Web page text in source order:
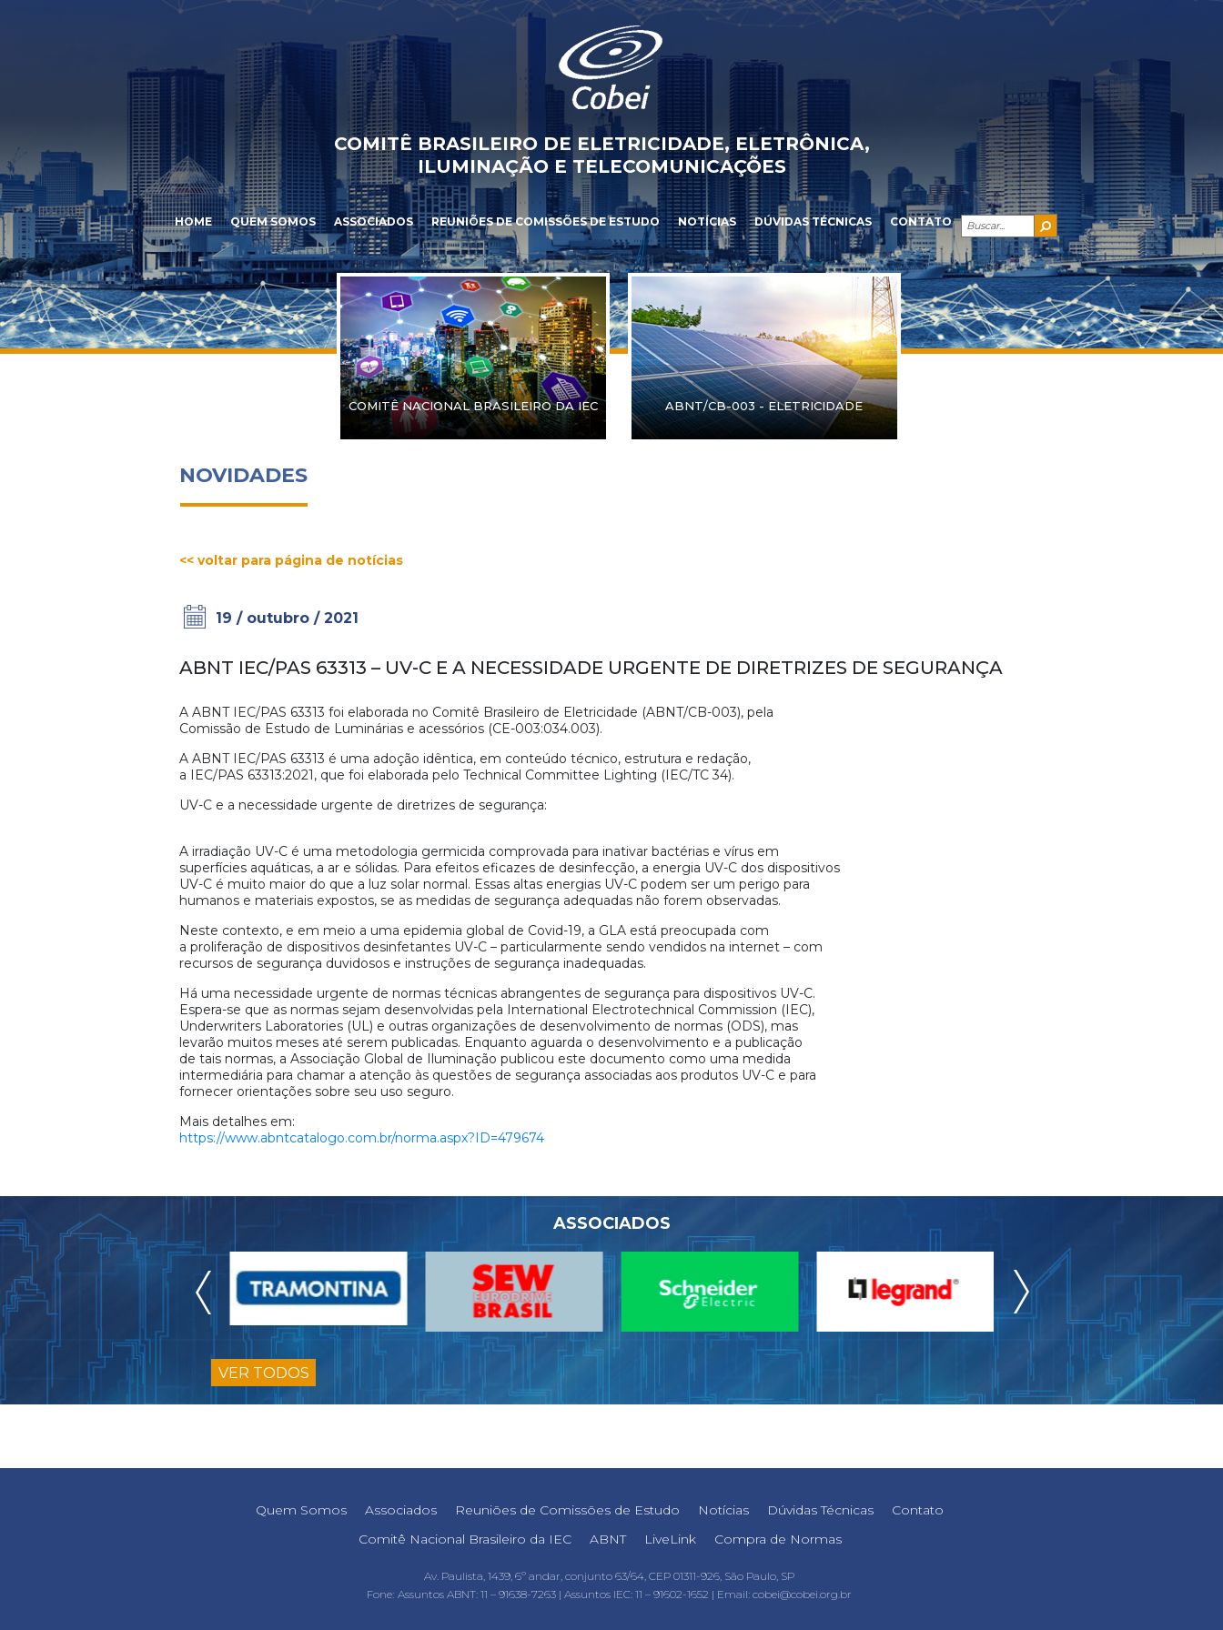
COMITÊ BRASILEIRO DE ELETRICIDADE, ELETRÔNICA,
ILUMINAÇÃO E TELECOMUNICAÇÕES
HOME QUEM SOMOS ASSOCIADOS REUNIÕES DE COMISSÕES DE ESTUDO NOTÍCIAS DÚVIDAS TÉCNICAS CONTATO
COMITÊ NACIONAL BRASILEIRO DA IEC ABNT/CB-003 - ELETRICIDADE
NOVIDADES
<< voltar para página de notícias
19 / outubro / 2021
ABNT IEC/PAS 63313 – UV-C E A NECESSIDADE URGENTE DE DIRETRIZES DE SEGURANÇA
A ABNT IEC/PAS 63313 foi elaborada no Comitê Brasileiro de Eletricidade (ABNT/CB-003), pela
Comissão de Estudo de Luminárias e acessórios (CE-003:034.003).
A ABNT IEC/PAS 63313 é uma adoção idêntica, em conteúdo técnico, estrutura e redação,
a IEC/PAS 63313:2021, que foi elaborada pelo Technical Committee Lighting (IEC/TC 34).
UV-C e a necessidade urgente de diretrizes de segurança:
A irradiação UV-C é uma metodologia germicida comprovada para inativar bactérias e vírus em
superfícies aquáticas, a ar e sólidas. Para efeitos eficazes de desinfecção, a energia UV-C dos dispositivos
UV-C é muito maior do que a luz solar normal. Essas altas energias UV-C podem ser um perigo para
humanos e materiais expostos, se as medidas de segurança adequadas não forem observadas.
Neste contexto, e em meio a uma epidemia global de Covid-19, a GLA está preocupada com
a proliferação de dispositivos desinfetantes UV-C – particularmente sendo vendidos na internet – com
recursos de segurança duvidosos e instruções de segurança inadequadas.
Há uma necessidade urgente de normas técnicas abrangentes de segurança para dispositivos UV-C.
Espera-se que as normas sejam desenvolvidas pela International Electrotechnical Commission (IEC),
Underwriters Laboratories (UL) e outras organizações de desenvolvimento de normas (ODS), mas
levarão muitos meses até serem publicadas. Enquanto aguarda o desenvolvimento e a publicação
de tais normas, a Associação Global de Iluminação publicou este documento como uma medida
intermediária para chamar a atenção às questões de segurança associadas aos produtos UV-C e para
fornecer orientações sobre seu uso seguro.
Mais detalhes em:
https://www.abntcatalogo.com.br/norma.aspx?ID=479674
ASSOCIADOS
VER TODOS
Quem Somos Associados Reuniões de Comissões de Estudo Notícias Dúvidas Técnicas
Contato
Comitê Nacional Brasileiro da IEC
ABNT LiveLink Compra de Normas
Av. Paulista, 1439, 6º andar, conjunto 63/64, CEP 01311-926, São Paulo, SP
Fone: Assuntos ABNT: 11 – 91638-7263 | Assuntos IEC: 11 – 91602-1652 | Email: cobei@cobei.org.br